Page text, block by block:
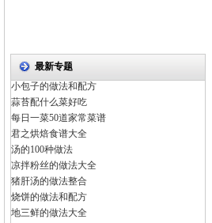
最新专题
小包子的做法和配方
蒜苔配什么菜好吃
每日一菜50道家常菜谱
君之烘焙食谱大全
汤的100种做法
凉拌粉丝的做法大全
猪肝汤的做法整合
烧饼的做法和配方
地三鲜的做法大全